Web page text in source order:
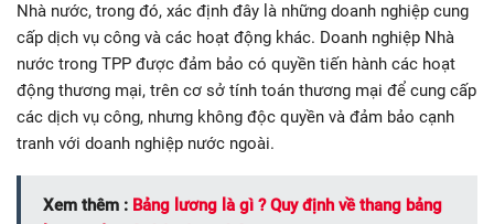
Nhà nước, trong đó, xác định đây là những doanh nghiệp cung
cấp dịch vụ công và các hoạt động khác. Doanh nghiệp Nhà
nước trong TPP được đảm bảo có quyền tiến hành các hoạt
động thương mại, trên cơ sở tính toán thương mại để cung cấp
các dịch vụ công, nhưng không độc quyền và đảm bảo cạnh
tranh với doanh nghiệp nước ngoài.
Xem thêm : Bảng lương là gì ? Quy định về thang bảng